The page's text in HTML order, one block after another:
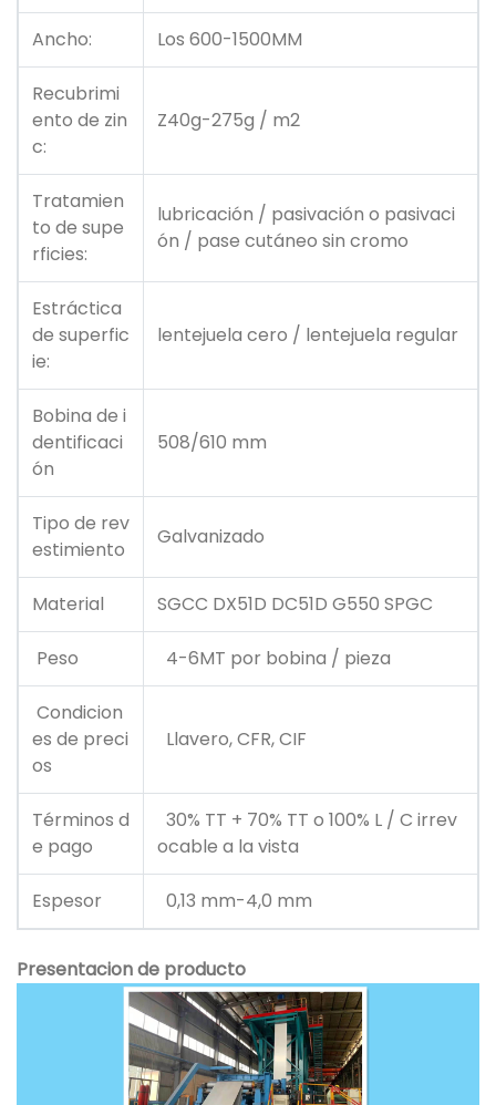
Ancho: Los 600-1500MM
Recubrimi
ento de zin
c:
Z40g-275g / m2
Tratamien
to de supe
rficies:
lubricación / pasivación o pasivaci
ón / pase cutáneo sin cromo
Estráctica
de superfic
ie:
lentejuela cero / lentejuela regular
Bobina de i
dentificaci
ón
508/610 mm
Tipo de rev
estimiento
Galvanizado
Material SGCC DX51D DC51D G550 SPGC
Peso 4-6MT por bobina / pieza
Condicion
es de preci
os
Llavero, CFR, CIF
Términos d
e pago
30% TT + 70% TT o 100% L / C irrev
ocable a la vista
Espesor 0,13 mm-4,0 mm
Presentacion de producto